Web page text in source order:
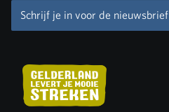
Schrijf je in voor de nieuwsbrief